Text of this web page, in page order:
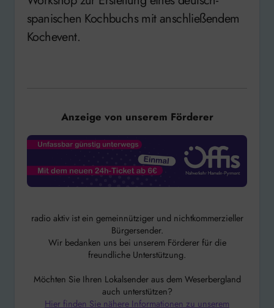
spanischen Kochbuchs mit anschließendem
Kochevent.
Anzeige von unserem Förderer
radio aktiv ist ein gemeinnütziger und nichtkommerzieller
Bürgersender.
Wir bedanken uns bei unserem Förderer für die
freundliche Unterstützung.
Möchten Sie Ihren Lokalsender aus dem Weserbergland
auch unterstützen?
Hier finden Sie nähere Informationen zu unserem